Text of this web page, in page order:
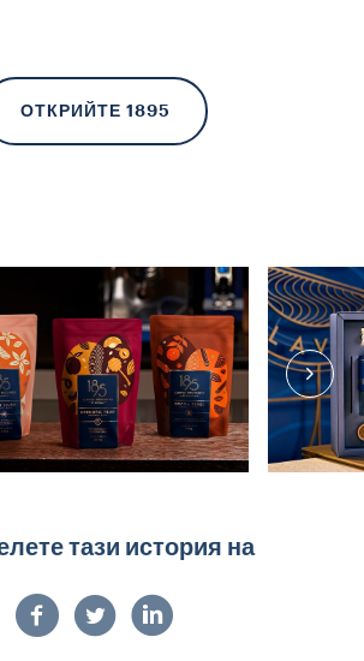
ОТКРИЙТЕ 1895
тази история на